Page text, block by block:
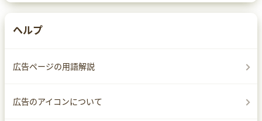
ヘルプ
広告ページの用語解説
広告のアイコンについて